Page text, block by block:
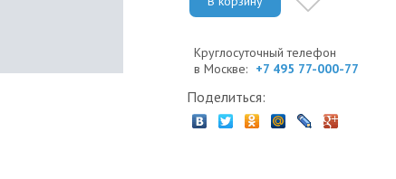
Круглосуточный телефон
в Москве: +7 495 77-000-77
Поделиться: